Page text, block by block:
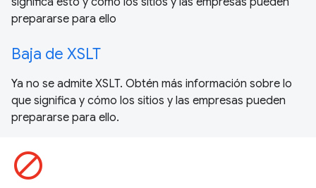
prepararse para ello
Baja de XSLT
Ya no se admite XSLT. Obtén más información sobre lo
que significa y cómo los sitios y las empresas pueden
prepararse para ello.
block